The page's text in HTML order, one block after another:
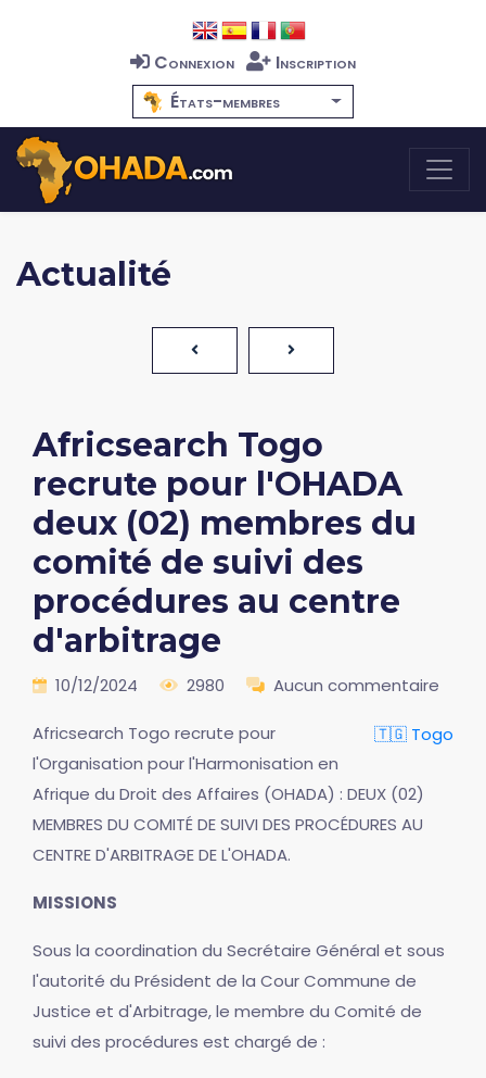
Connexion
Inscription
États-membres
Actualité
Africsearch Togo
recrute pour l'OHADA
deux (02) membres du
comité de suivi des
procédures au centre
d'arbitrage
10/12/2024 2980 Aucun commentaire
🇹🇬 Togo
Africsearch Togo recrute pour
l'Organisation pour l'Harmonisation en
Afrique du Droit des Affaires (OHADA) : DEUX (02)
MEMBRES DU COMITÉ DE SUIVI DES PROCÉDURES AU
CENTRE D'ARBITRAGE DE L'OHADA.
MISSIONS
Sous la coordination du Secrétaire Général et sous
l'autorité du Président de la Cour Commune de
Justice et d'Arbitrage, le membre du Comité de
suivi des procédures est chargé de :